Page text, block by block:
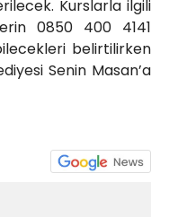
Kurslarla ilgili
0850 400 4141
belirtilirken
Senin Masan’a